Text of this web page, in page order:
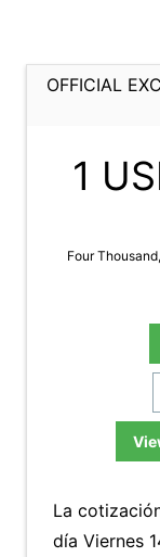
OFFICIAL
1
Four
La
día Viernes